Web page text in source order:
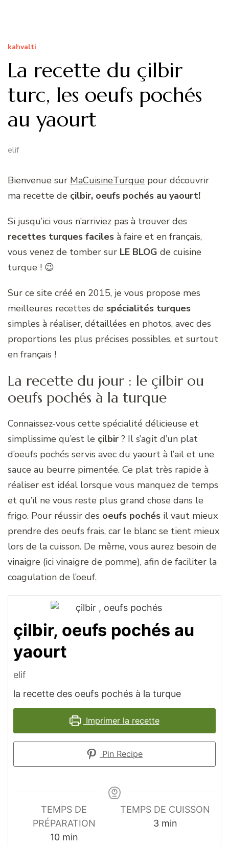
kahvalti
La recette du çilbir
turc, les oeufs pochés
au yaourt
elif
Bienvenue sur MaCuisineTurque pour découvrir
ma recette de çilbir, oeufs pochés au yaourt!
Si jusqu’ici vous n’arriviez pas à trouver des
recettes turques faciles à faire et en français,
vous venez de tomber sur LE BLOG de cuisine
turque ! 😉
Sur ce site créé en 2015, je vous propose mes
meilleures recettes de spécialités turques
simples à réaliser, détaillées en photos, avec des
proportions les plus précises possibles, et surtout
en français !
La recette du jour : le çilbir ou
oeufs pochés à la turque
Connaissez-vous cette spécialité délicieuse et
simplissime qu’est le çilbir ? Il s’agit d’un plat
d’oeufs pochés servis avec du yaourt à l’ail et une
sauce au beurre pimentée. Ce plat très rapide à
réaliser est idéal lorsque vous manquez de temps
et qu’il ne vous reste plus grand chose dans le
frigo. Pour réussir des oeufs pochés il vaut mieux
prendre des oeufs frais, car le blanc se tient mieux
lors de la cuisson. De même, vous aurez besoin de
vinaigre (ici vinaigre de pomme), afin de faciliter la
coagulation de l’oeuf.
çilbir, oeufs pochés au
yaourt
elif
la recette des oeufs pochés à la turque
Imprimer la recette
Pin Recipe
TEMPS DE
PRÉPARATION
10minutes
min
TEMPS DE CUISSON
3minutes
min